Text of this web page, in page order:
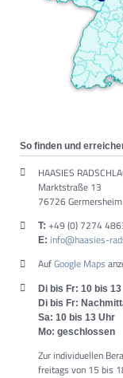
So finden und
HAASIES
Marktstraße 13
76726 Germersheim
T: +49 (0) 7274
E: info@haasies-
AufGoogle Maps
Di bis Fr: 10 bis
Di bis Fr:
Sa: 10 bis 13 Uhr
Mo: geschlossen
Zur individuellen
freitags von 15 bis